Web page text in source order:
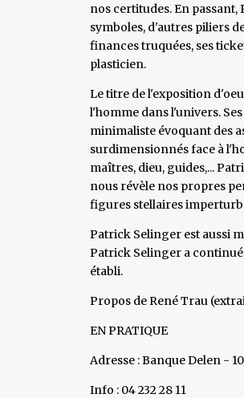
nos certitudes. En
symboles, d'autres piliers
finances truquées, ses
plasticien.
Le titre de l'exposition
l'homme dans l'univers.
minimaliste évoquant des
surdimensionnés face à
maîtres, dieu, guides,...
nous révèle nos propres
figures stellaires
Patrick Selinger est aussi
Patrick Selinger a continué
établi.
Propos de René Trau
EN PRATIQUE
Adresse : Banque Delen -
Info : 04 232 28 11